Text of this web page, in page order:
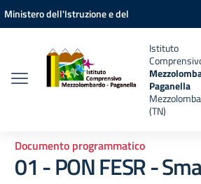
Vai ai contenuti
Vai al menu di navigazione
Vai al footer
Ministero dell'Istruzione e del
Istituto
Paganella
(TN)
Documento programmatico
01 - PON FESR -